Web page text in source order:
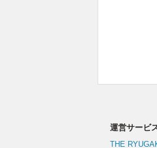
運営サービ
THE